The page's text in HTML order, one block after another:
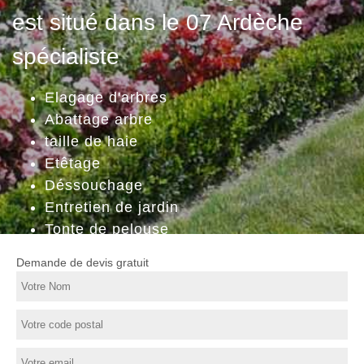
est situé dans le 07 Ardèche
spécialiste
Elagage d'arbres
Abattage arbre
taille de haie
Etêtage
Déssouchage
Entretien de jardin
Tonte de pelouse
Demande de devis gratuit